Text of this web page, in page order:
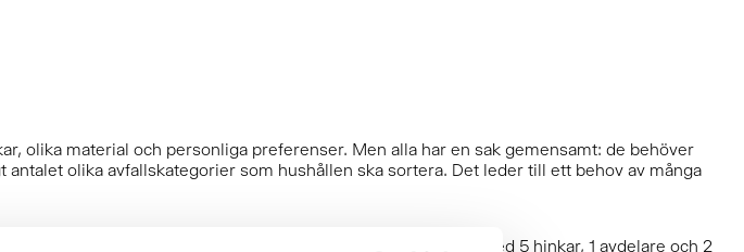
olika material och personliga preferenser. Men alla har en sak gemensamt: de behöver
olika avfallskategorier som hushållen ska sortera. Det leder till ett behov av många
Det är det som vårt hinksortiment bygger på. Med 5 hinkar, 1 avdelare och 2